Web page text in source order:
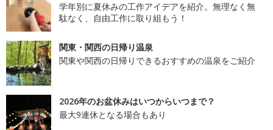
学年別に夏休みの工作アイデアを紹介。無理なく無
駄なく、自由工作に取り組もう！
関東・関西の日帰り温泉
関東や関西の日帰りできるおすすめの温泉をご紹介
2026年のお盆休みはいつからいつまで？
最大9連休となる場合もあり